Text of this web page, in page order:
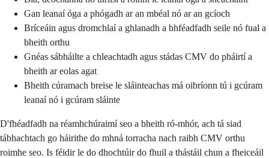
Gan leanaí óga a phógadh ar an mbéal nó ar an gcíoch
Bríceáin agus dromchlaí a ghlanadh a bhféadfadh seile nó fual a
bheith orthu
Gnéas sábháilte a chleachtadh agus stádas CMV do pháirtí a
bheith ar eolas agat
Bheith cúramach breise le sláinteachas má oibríonn tú i gcúram
leanaí nó i gcúram sláinte
D'fhéadfadh na réamhchúraimí seo a bheith ró-mhór, ach tá siad
tábhachtach go háirithe do mhná torracha nach raibh CMV orthu
roimhe seo. Is féidir le do dhochtúir do fhuil a thástáil chun a fheiceáil